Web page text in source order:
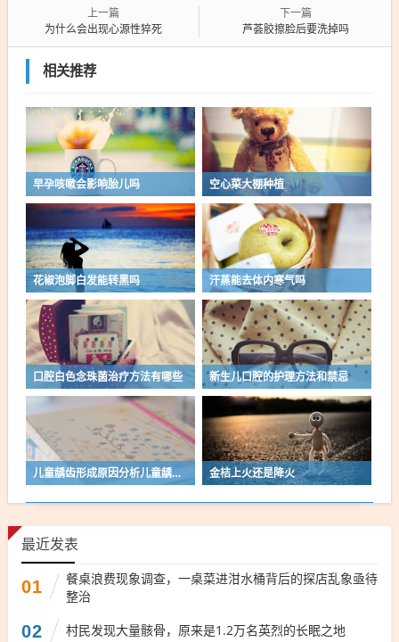
上一篇
为什么会出现心源性猝死
下一篇
芦荟胶擦脸后要洗掉吗
相关推荐
早孕咳嗽会影响胎儿吗 空心菜大棚种植
花椒泡脚白发能转黑吗 汗蒸能去体内寒气吗
口腔白色念珠菌治疗方法有哪些 新生儿口腔的护理方法和禁忌
儿童龋齿形成原因分析儿童龋齿应如何预防 金桔上火还是降火
最近发表
01
餐桌浪费现象调查，一桌菜进泔水桶背后的探店乱象亟待
整治
02 村民发现大量骸骨，原来是1.2万名英烈的长眠之地